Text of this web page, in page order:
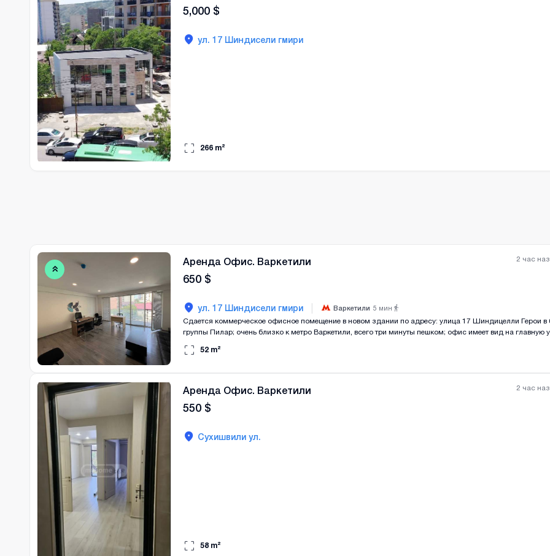
5,000 $
ул. 17 Шиндисели гмири
266 m²
2 час
Все фотографии+ 8 )
Аренда Офис. Варкетили
650 $
ул. 17 Шиндисели гмири Варкетили 5 мин
Сдается коммерческое офисное помещение в новом здании по адресу: улица 17 Шиндицелли Герои в
группы Пилар; очень близко к метро Варкетили, всего три минуты пешком; офис имеет вид на главную
существует возможность установки рекламного баннера. Оплата за первый и последний месяц
52 m²
2 час
Аренда Офис. Варкетили
550 $
Сухишвили ул.
58 m²